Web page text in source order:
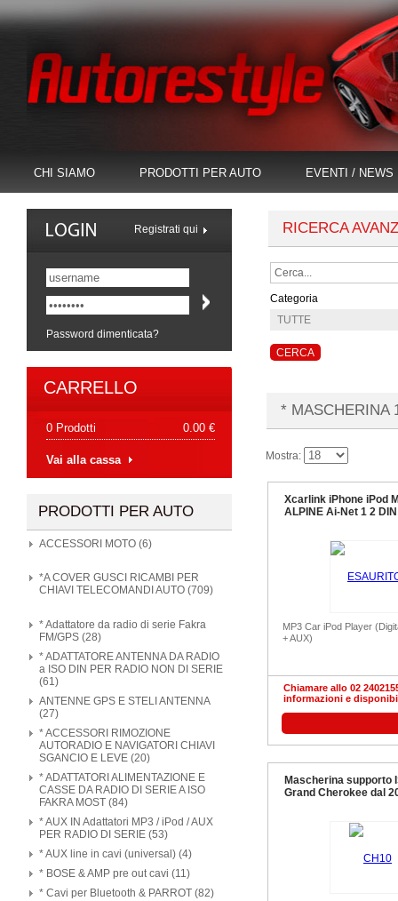
CHI SIAMO PRODOTTI PER AUTO EVENTI / NEWS
PRODOTTI PER AUTO
ACCESSORI MOTO (6)
*A COVER GUSCI RICAMBI PER
CHIAVI TELECOMANDI AUTO (709)
* Adattatore da radio di serie Fakra
FM/GPS (28)
* ADATTATORE ANTENNA DA RADIO
a ISO DIN PER RADIO NON DI SERIE
(61)
ANTENNE GPS E STELI ANTENNA
(27)
* ACCESSORI RIMOZIONE
AUTORADIO E NAVIGATORI CHIAVI
SGANCIO E LEVE (20)
* ADATTATORI ALIMENTAZIONE E
CASSE DA RADIO DI SERIE A ISO
FAKRA MOST (84)
* AUX IN Adattatori MP3 / iPod / AUX
PER RADIO DI SERIE (53)
* AUX line in cavi (universal) (4)
* BOSE & AMP pre out cavi (11)
* Cavi per Bluetooth & PARROT (82)
Password dimenticata?
Registrati qui
CARRELLO
0 Prodotti 0.00 €
Vai alla cassa
* MASCHERINA
RICERCA
Categoria
Mostra:
Xcarlink iPhone iPod
ALPINE Ai-Net 1 2
MP3 Car iPod Player
+ AUX)
Chiamare allo 02
informazioni e
Mascherina supporto
Grand Cherokee dal